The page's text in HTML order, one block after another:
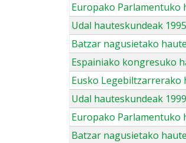
Europako Parlamentuko
Udal hauteskundeak 1995
Batzar nagusietako
Espainiako kongresuko
Eusko Legebiltzarrerako
Udal hauteskundeak 1999
Europako Parlamentuko
Batzar nagusietako